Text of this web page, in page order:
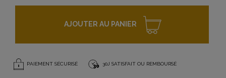
AJOUTER AU PANIER
PAIEMENT SÉCURISÉ 30J SATISFAIT OU REMBOURSÉ